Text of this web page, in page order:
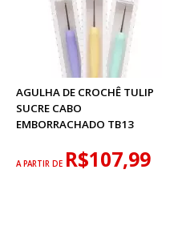
AGULHA DE CROCHÊ TULIP
SUCRE CABO
EMBORRACHADO TB13
A PARTIR DE R$107,99